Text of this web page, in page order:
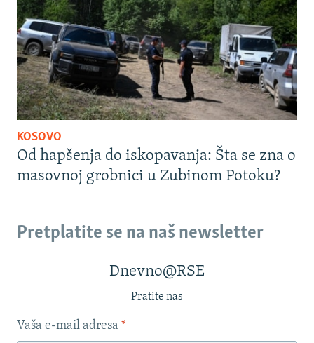
KOSOVO
Od hapšenja do iskopavanja: Šta se zna o
masovnoj grobnici u Zubinom Potoku?
Pretplatite se na naš newsletter
Dnevno@RSE
Pratite nas
Vaša e-mail adresa *